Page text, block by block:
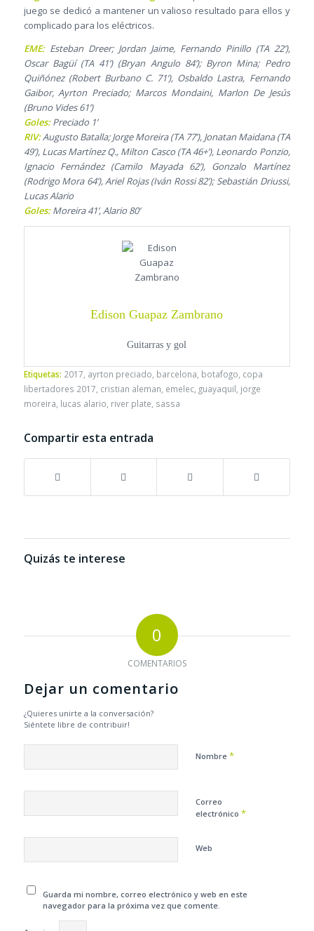
juego se dedicó a mantener un valioso resultado para ellos y
complicado para los eléctricos.
EME:Esteban Dreer; Jordan Jaime, Fernando Pinillo (TA 22’),
Oscar Bagüí (TA 41’) (Bryan Angulo 84’); Byron Mina; Pedro
Quiñónez (Robert Burbano C. 71’), Osbaldo Lastra, Fernando
Gaibor, Ayrton Preciado; Marcos Mondaini, Marlon De Jesús
(Bruno Vides 61’)
Goles:Preciado 1’
RIV:Augusto Batalla; Jorge Moreira (TA 77’), Jonatan Maidana (TA
49’), Lucas Martínez Q., Milton Casco (TA 46+’), Leonardo Ponzio,
Ignacio Fernández (Camilo Mayada 62’), Gonzalo Martínez
(Rodrigo Mora 64’), Ariel Rojas (Iván Rossi 82’); Sebastián Driussi,
Lucas Alario
Goles:Moreira 41’, Alario 80’
Edison Guapaz Zambrano
Guitarras y gol
Etiquetas: 2017 ayrton preciado barcelona botafogo copa
libertadores 2017 cristian aleman emelec, guayaquil jorge
moreira lucas alario river plate sassa
Compartir esta entrada
Quizás te interese
0
COMENTARIOS
Dejar un comentario
¿Quieres unirte a la conversación?
Siéntete libre de contribuir!
Nombre *
Correo
electrónico *
Web
Guarda mi nombre, correo electrónico y web en este
navegador para la próxima vez que comente.